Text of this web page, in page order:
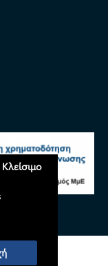
Κλείσιμο
Reserved